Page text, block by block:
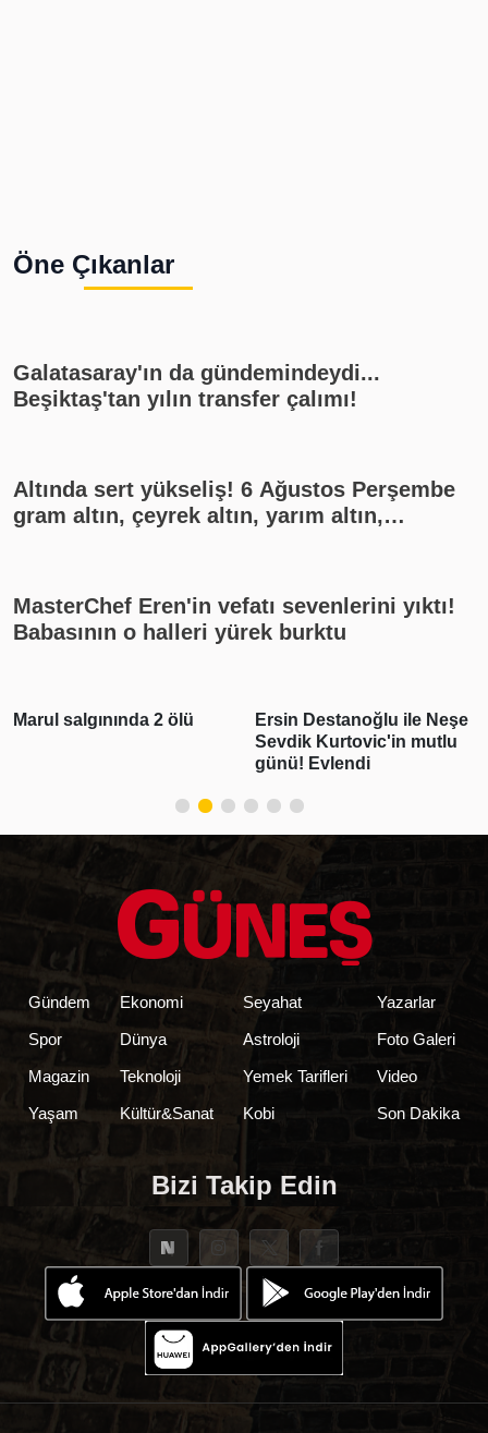
Öne Çıkanlar
Galatasaray'ın da gündemindeydi...
Beşiktaş'tan yılın transfer çalımı!
Altında sert yükseliş! 6 Ağustos Perşembe
gram altın, çeyrek altın, yarım altın,
MasterChef Eren'in vefatı sevenlerini yıktı!
Babasının o halleri yürek burktu
2 ölü
Ersin Destanoğlu ile Neşe
Sevdik Kurtovic'in mutlu
Deniz Can
Devrim Özkan
Romantik
Gündem
Spor
Magazin
Yaşam
Ekonomi
Dünya
Teknoloji
Kültür&Sanat
Seyahat
Astroloji
Yemek Tarifleri
Kobi
Yazarlar
Foto Galeri
Video
Son Dakika
Bizi Takip Edin